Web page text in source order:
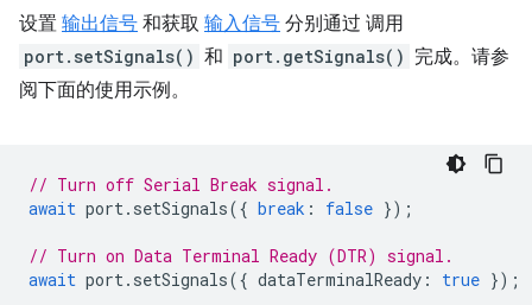
设置 输出信号 和获取 输入信号 分别通过 调用
port.setSignals() 和 port.getSignals() 完成。请参
阅下面的使用示例。
// Turn off Serial Break signal.
await port. setSignals({ break : false });
// Turn on Data Terminal Ready (DTR) signal.
await port. setSignals({ dataTerminalReady : true });